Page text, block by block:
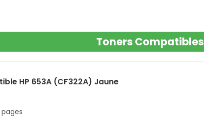
Toners Compatibles
HP 653A (CF322A) Jaune